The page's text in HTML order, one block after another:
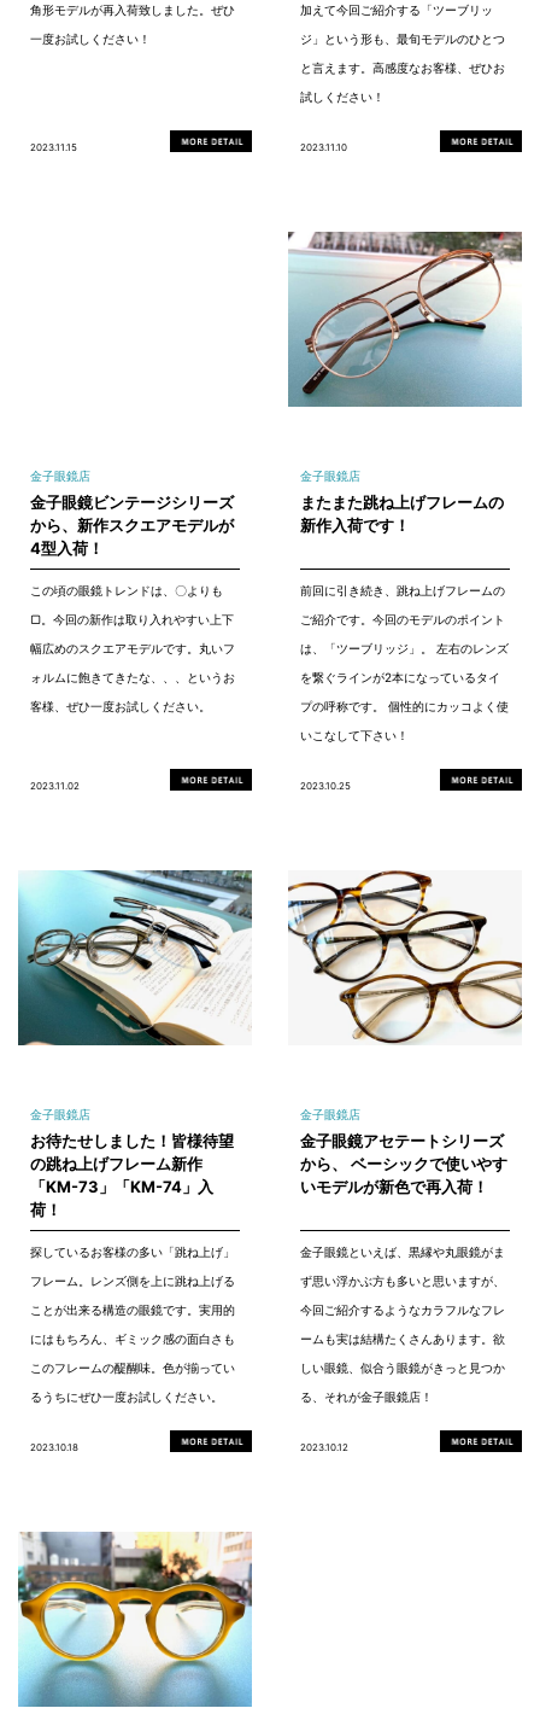
角形モデルが再入荷致しました。ぜひ
一度お試しください！
2023.11.15
加えて今回ご紹介する「ツーブリッ
ジ」という形も、最旬モデルのひとつ
と言えます。高感度なお客様、ぜひお
試しください！
2023.11.10
金子眼鏡店
金子眼鏡ビンテージシリーズ
から、新作スクエアモデルが
4型入荷！
この頃の眼鏡トレンドは、〇よりも
▢。今回の新作は取り入れやすい上下
幅広めのスクエアモデルです。丸いフ
ォルムに飽きてきたな、、、というお
客様、ぜひ一度お試しください。
2023.11.02
金子眼鏡店
またまた跳ね上げフレームの
新作入荷です！
前回に引き続き、跳ね上げフレームの
ご紹介です。今回のモデルのポイント
は、「ツーブリッジ」。 左右のレンズ
を繋ぐラインが2本になっているタイ
プの呼称です。 個性的にカッコよく使
いこなして下さい！
2023.10.25
金子眼鏡店
お待たせしました！皆様待望
の跳ね上げフレーム新作
「KM-73」「KM-74」入
荷！
探しているお客様の多い「跳ね上げ」
フレーム。レンズ側を上に跳ね上げる
ことが出来る構造の眼鏡です。実用的
にはもちろん、ギミック感の面白さも
このフレームの醍醐味。色が揃ってい
るうちにぜひ一度お試しください。
2023.10.18
金子眼鏡店
金子眼鏡アセテートシリーズ
から、 ベーシックで使いやす
いモデルが新色で再入荷！
金子眼鏡といえば、黒縁や丸眼鏡がま
ず思い浮かぶ方も多いと思いますが、
今回ご紹介するようなカラフルなフレ
ームも実は結構たくさんあります。欲
しい眼鏡、似合う眼鏡がきっと見つか
る、それが金子眼鏡店！
2023.10.12